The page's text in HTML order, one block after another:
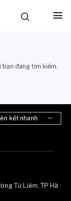
đang tìm kiếm.
Từ Liêm, TP Hà